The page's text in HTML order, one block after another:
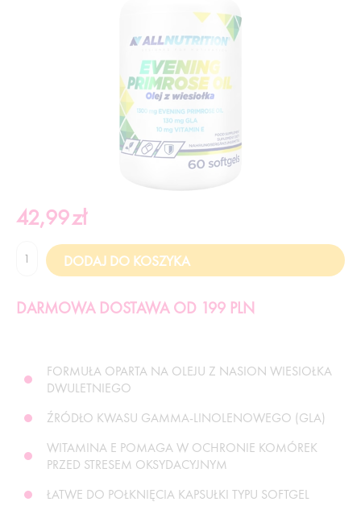
42,99zł
DARMOWA DOSTAWA OD 199 PLN
FORMUŁA OPARTA NA OLEJU Z NASION WIESIOŁKA
DWULETNIEGO
ŹRÓDŁO KWASU GAMMA-LINOLENOWEGO (GLA)
WITAMINA E POMAGA W OCHRONIE KOMÓREK
PRZED STRESEM OKSYDACYJNYM
ŁATWE DO POŁKNIĘCIA KAPSUŁKI TYPU SOFTGEL